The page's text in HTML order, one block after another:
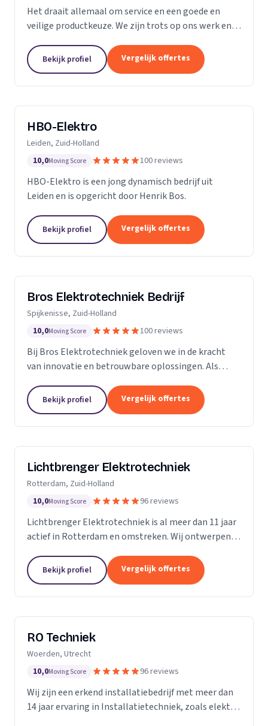
Het draait allemaal om service en een goede en
veilige productkeuze. We zijn trots op ons werk en
dan bij onszelf. We vinden ons werk belangrijk,...
Bekijk profiel Vergelijk offertes
HBO-Elektro
Leiden, Zuid-Holland
10,0Moving Score 100 reviews
HBO-Elektro is een jong dynamisch bedrijf uit
Leiden en is opgericht door Henrik Bos.
Bekijk profiel Vergelijk offertes
Bros Elektrotechniek Bedrijf
Spijkenisse, Zuid-Holland
10,0Moving Score 100 reviews
Bij Bros Elektrotechniek geloven we in de kracht
van innovatie en betrouwbare oplossingen. Als
we al meer dan 25 jaar hoogwaardige diensten aan
onze...
Bekijk profiel Vergelijk offertes
Lichtbrenger Elektrotechniek
Rotterdam, Zuid-Holland
10,0Moving Score 96 reviews
Lichtbrenger Elektrotechniek is al meer dan 11 jaar
actief in Rotterdam en omstreken. Wij ontwerpen
bedrijfspanden, horeca zaken, winkelcentra, en nog
veel meer....
Bekijk profiel Vergelijk offertes
RO Techniek
Woerden, Utrecht
10,0Moving Score 96 reviews
Wij zijn een erkend installatiebedrijf met meer dan
14 jaar ervaring in Installatietechniek, zoals elektra,